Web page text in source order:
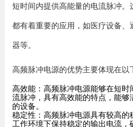
短时间内提供高能量的电流脉冲。
都有着重要的应用，如医疗设备、
器等。
高频脉冲电源的优势主要体现在以
高效能：高频脉冲电源能够在短时
流脉冲，具有高效能的特点，能够
的设备。
稳定性：高频脉冲电源具有较高的
工作环境下保持稳定的输出电流，